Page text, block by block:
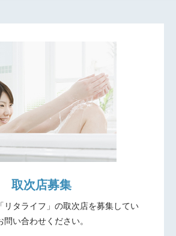
取次店募集
リタライフ」の取次店を募集してい
問い合わせください。